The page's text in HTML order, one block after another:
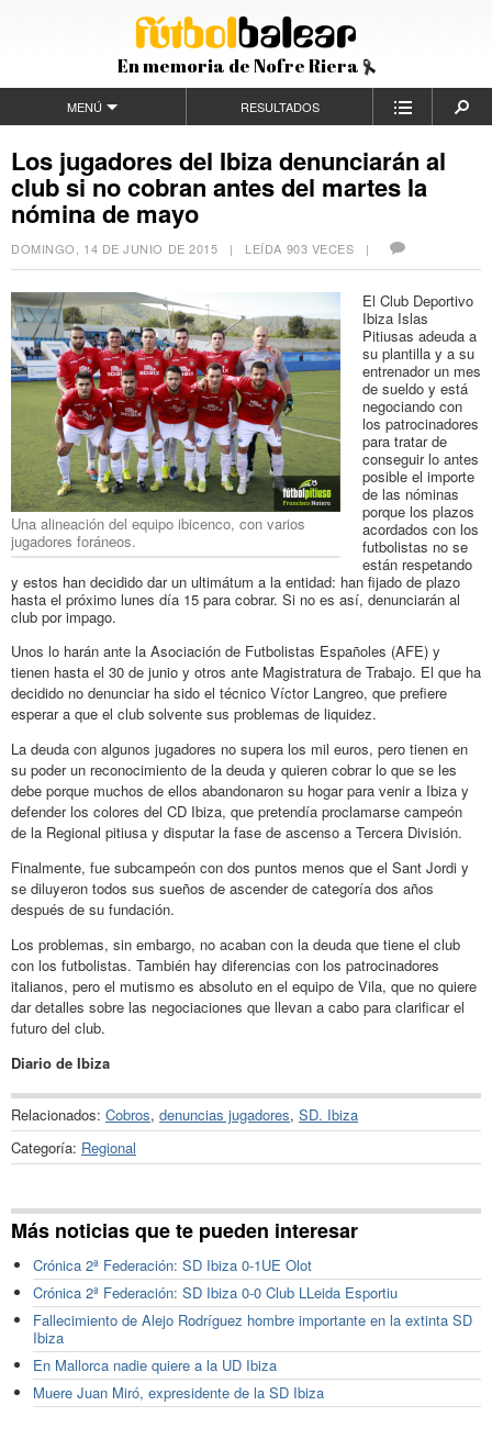
En memoria de Nofre Riera
MENÚ RESULTADOS
Los jugadores del Ibiza denunciarán al
club si no cobran antes del martes la
nómina de mayo
DOMINGO, 14 DE JUNIO DE 2015 | LEÍDA 903 VECES |
Una alineación del equipo ibicenco, con varios
jugadores foráneos.
El Club Deportivo
Ibiza Islas
Pitiusas adeuda a
su plantilla y a su
entrenador un mes
de sueldo y está
negociando con
los patrocinadores
para tratar de
conseguir lo antes
posible el importe
de las nóminas
porque los plazos
acordados con los
futbolistas no se
están respetando
y estos han decidido dar un ultimátum a la entidad: han fijado de plazo
hasta el próximo lunes día 15 para cobrar. Si no es así, denunciarán al
club por impago.
Unos lo harán ante la Asociación de Futbolistas Españoles (AFE) y
tienen hasta el 30 de junio y otros ante Magistratura de Trabajo. El que ha
decidido no denunciar ha sido el técnico Víctor Langreo, que prefiere
esperar a que el club solvente sus problemas de liquidez.
La deuda con algunos jugadores no supera los mil euros, pero tienen en
su poder un reconocimiento de la deuda y quieren cobrar lo que se les
debe porque muchos de ellos abandonaron su hogar para venir a Ibiza y
defender los colores del CD Ibiza, que pretendía proclamarse campeón
de la Regional pitiusa y disputar la fase de ascenso a Tercera División.
Finalmente, fue subcampeón con dos puntos menos que el Sant Jordi y
se diluyeron todos sus sueños de ascender de categoría dos años
después de su fundación.
Los problemas, sin embargo, no acaban con la deuda que tiene el club
con los futbolistas. También hay diferencias con los patrocinadores
italianos, pero el mutismo es absoluto en el equipo de Vila, que no quiere
dar detalles sobre las negociaciones que llevan a cabo para clarificar el
futuro del club.
Diario de Ibiza
Relacionados: Cobros, denuncias jugadores, SD. Ibiza
Categoría: Regional
Más noticias que te pueden interesar
Crónica 2ª Federación: SD Ibiza 0-1UE Olot
Crónica 2ª Federación: SD Ibiza 0-0 Club LLeida Esportiu
Fallecimiento de Alejo Rodríguez hombre importante en la extinta SD
Ibiza
En Mallorca nadie quiere a la UD Ibiza
Muere Juan Miró, expresidente de la SD Ibiza